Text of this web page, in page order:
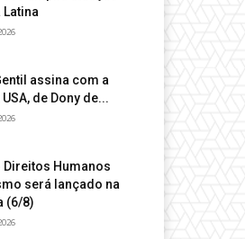
assina com a
de Dony de...
Direitos Humanos
será lançado na
(6/8)